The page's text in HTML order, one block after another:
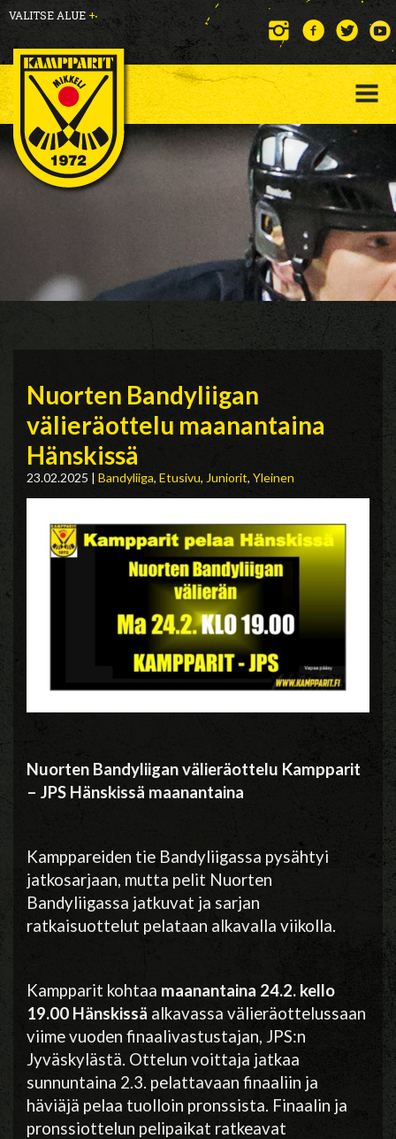
VALITSE ALUE +
Nuorten Bandyliigan
välieräottelu maanantaina
Hänskissä
23.02.2025 | Bandyliiga, Etusivu, Juniorit, Yleinen
Nuorten Bandyliigan välieräottelu Kampparit
– JPS Hänskissä maanantaina
Kamppareiden tie Bandyliigassa pysähtyi
jatkosarjaan, mutta pelit Nuorten
Bandyliigassa jatkuvat ja sarjan
ratkaisuottelut pelataan alkavalla viikolla.
Kampparit kohtaa maanantaina 24.2. kello
19.00 Hänskissä alkavassa välieräottelussaan
viime vuoden finaalivastustajan, JPS:n
Jyväskylästä. Ottelun voittaja jatkaa
sunnuntaina 2.3. pelattavaan finaaliin ja
häviäjä pelaa tuolloin pronssista. Finaalin ja
pronssiottelun pelipaikat ratkeavat